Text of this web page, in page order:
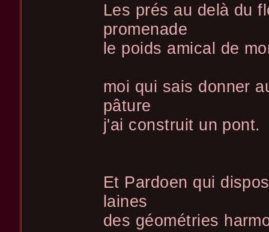
Les prés au delà du
promenade
le poids amical de
moi qui sais donner
pâture
j'ai construit un pont.
Et Pardoen qui
laines
des géométries